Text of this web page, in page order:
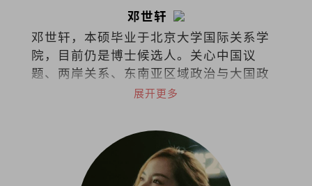
邓世轩
邓世轩，本硕毕业于北京大学国际关系学
院，目前仍是博士候选人。关心中国议
题、两岸关系、东南亚区域政治与大国政
治下的小国能动性。展开更多